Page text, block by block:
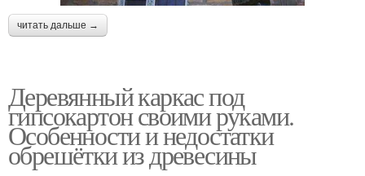
читать дальше →
Деревянный каркас под
гипсокартон своими руками.
Особенности и недостатки
обрешётки из древесины